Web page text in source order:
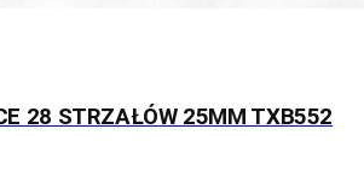
28 STRZAŁÓW 25MM TXB552